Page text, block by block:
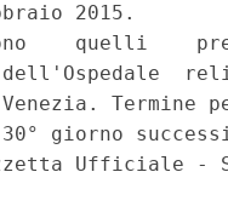
2015.
quelli
30° giorno
Ufficiale -